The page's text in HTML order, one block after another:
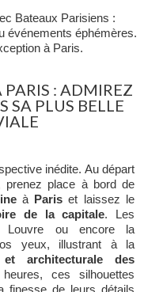
Bateaux Parisiens :
à Paris.
PARIS : ADMIREZ
SA PLUS BELLE
inédite. Au départ